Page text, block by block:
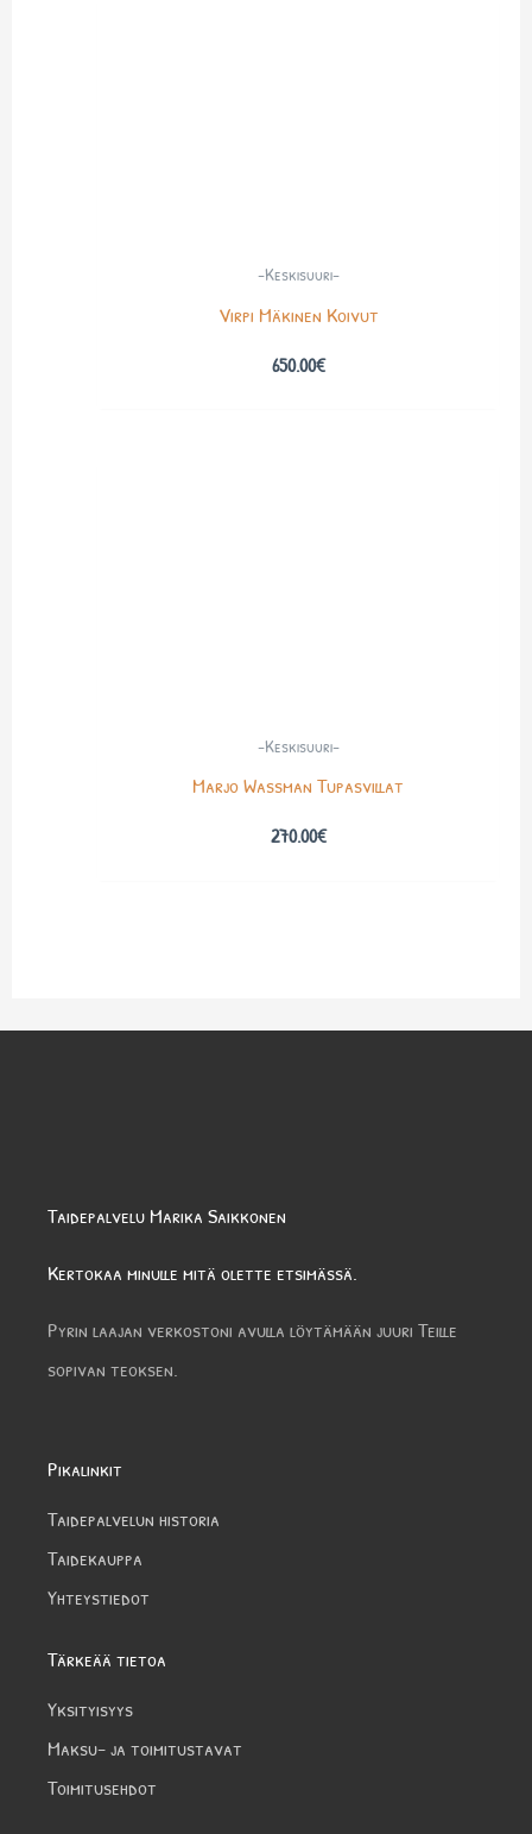
-Keskisuuri-
Virpi Mäkinen Koivut
650.00€
-Keskisuuri-
Marjo Wassman Tupasvillat
270.00€
Taidepalvelu Marika Saikkonen
Kertokaa minulle mitä olette etsimässä.
Pyrin laajan verkostoni avulla löytämään juuri Teille
sopivan teoksen.
Pikalinkit
Taidepalvelun historia
Taidekauppa
Yhteystiedot
Tärkeää tietoa
Yksityisyys
Maksu- ja toimitustavat
Toimitusehdot